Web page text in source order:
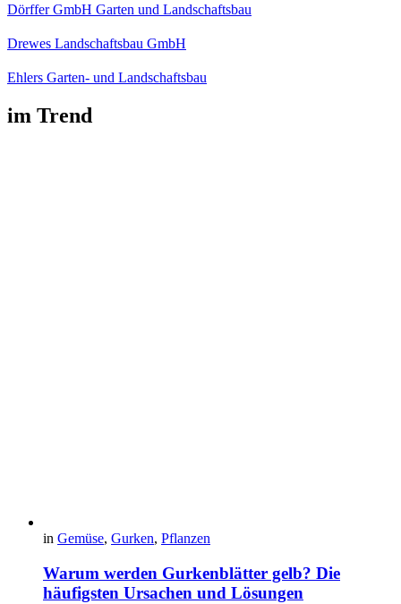
Dörffer GmbH Garten und Landschaftsbau
Drewes Landschaftsbau GmbH
Ehlers Garten- und Landschaftsbau
im Trend
in Gemüse, Gurken, Pflanzen
Warum werden Gurkenblätter gelb? Die
häufigsten Ursachen und Lösungen